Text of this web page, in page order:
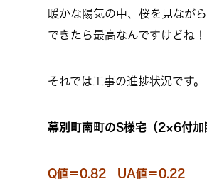
暖かな陽気の中、桜を見なが
できたら最高なんですけどね！
それでは工事の進捗状況です。
幕別町南町のS様宅（2×6付加
Q値＝0.82 UA値＝0.22